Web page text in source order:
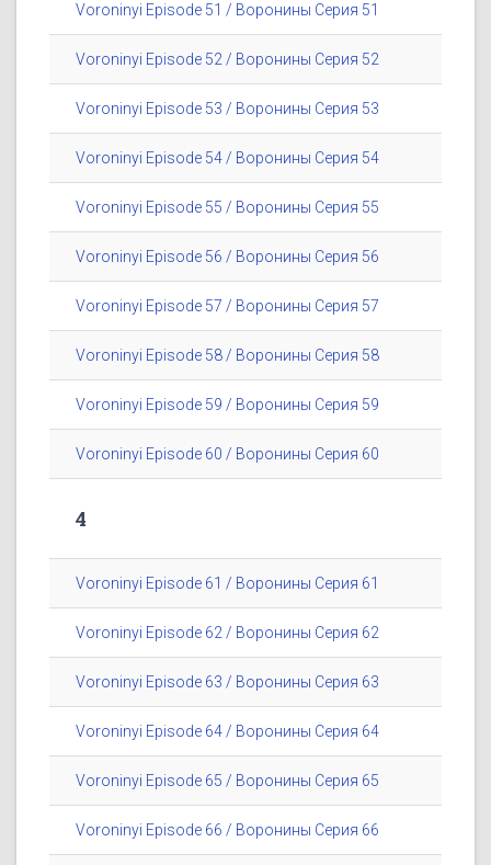
Voroninyi Episode 51 / Воронины Серия 51
Voroninyi Episode 52 / Воронины Серия 52
Voroninyi Episode 53 / Воронины Серия 53
Voroninyi Episode 54 / Воронины Серия 54
Voroninyi Episode 55 / Воронины Серия 55
Voroninyi Episode 56 / Воронины Серия 56
Voroninyi Episode 57 / Воронины Серия 57
Voroninyi Episode 58 / Воронины Серия 58
Voroninyi Episode 59 / Воронины Серия 59
Voroninyi Episode 60 / Воронины Серия 60
4
Voroninyi Episode 61 / Воронины Серия 61
Voroninyi Episode 62 / Воронины Серия 62
Voroninyi Episode 63 / Воронины Серия 63
Voroninyi Episode 64 / Воронины Серия 64
Voroninyi Episode 65 / Воронины Серия 65
Voroninyi Episode 66 / Воронины Серия 66